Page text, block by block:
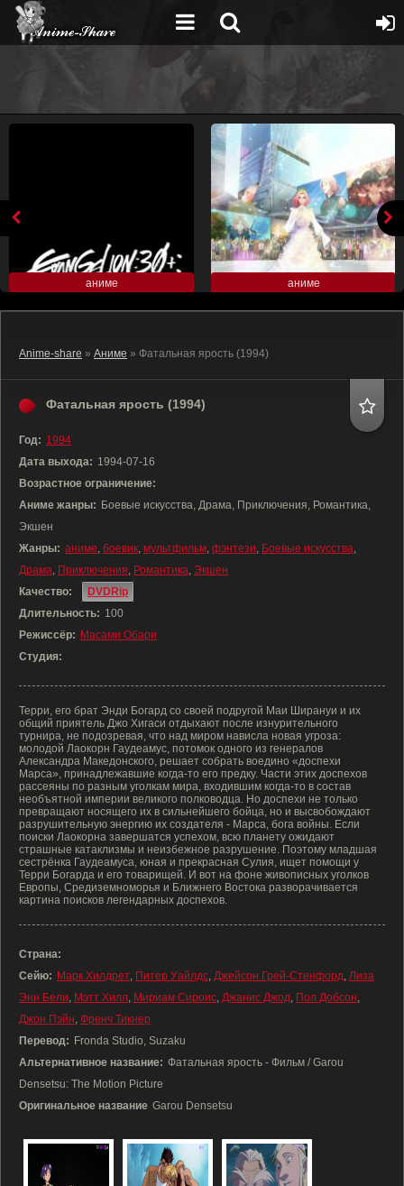
аниме аниме
Anime-share » Аниме » Фатальная ярость (1994)
Фатальная ярость (1994)
Год: 1994
Дата выхода: 1994-07-16
Возрастное ограничение:
Аниме жанры: Боевые искусства, Драма, Приключения, Романтика,
Экшен
Жанры: аниме, боевик, мультфильм, фэнтези, Боевые искусства,
Драма, Приключения, Романтика, Экшен
Качество:
DVDRip
Длительность: 100
Режиссёр: Масами Обари
Студия:
Терри, его брат Энди Богард со своей подругой Маи Ширануи и их
общий приятель Джо Хигаси отдыхают после изнурительного
турнира, не подозревая, что над миром нависла новая угроза:
молодой Лаокорн Гаудеамус, потомок одного из генералов
Александра Македонского, решает собрать воедино «доспехи
Марса», принадлежавшие когда-то его предку. Части этих доспехов
рассеяны по разным уголкам мира, входившим когда-то в состав
необъятной империи великого полководца. Но доспехи не только
превращают носящего их в сильнейшего бойца, но и высвобождают
разрушительную энергию их создателя - Марса, бога войны. Если
поиски Лаокорна завершатся успехом, всю планету ожидают
страшные катаклизмы и неизбежное разрушение. Поэтому младшая
сестрёнка Гаудеамуса, юная и прекрасная Сулия, ищет помощи у
Терри Богарда и его товарищей. И вот на фоне живописных уголков
Европы, Средиземноморья и Ближнего Востока разворачивается
картина поисков легендарных доспехов.
Страна:
Сейю: Марк Хилдрет, Питер Уайлдс, Джейсон Грей-Стенфорд, Лиза
Энн Бели, Мэтт Хилл, Мириам Сироис, Джанис Джод, Пол Добсон,
Джон Пэйн, Френч Тикнер
Перевод: Fronda Studio, Suzaku
Альтернативное название: Фатальная ярость - Фильм / Garou
Densetsu: The Motion Picture
Оригинальное название Garou Densetsu